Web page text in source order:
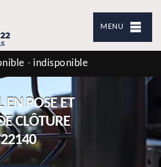
MENU
- indisponible
EN POSE ET
CLÔTURE